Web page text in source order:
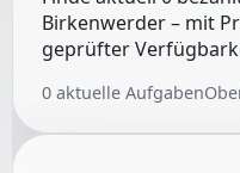
Birkenwerder – mit
geprüfter
0 aktuelle Aufgaben